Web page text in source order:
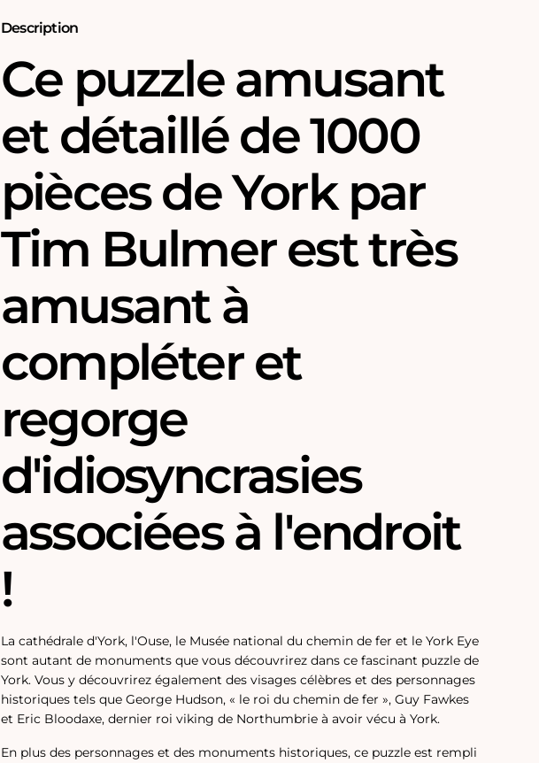
Description
Ce puzzle amusant
et détaillé de 1000
pièces de York par
Tim Bulmer est très
amusant à
compléter et
regorge
d'idiosyncrasies
associées à l'endroit
!
La cathédrale d'York, l'Ouse, le Musée national du chemin de fer et le York Eye
sont autant de monuments que vous découvrirez dans ce fascinant puzzle de
York. Vous y découvrirez également des visages célèbres et des personnages
historiques tels que George Hudson, « le roi du chemin de fer », Guy Fawkes
et Eric Bloodaxe, dernier roi viking de Northumbrie à avoir vécu à York.
En plus des personnages et des monuments historiques, ce puzzle est rempli